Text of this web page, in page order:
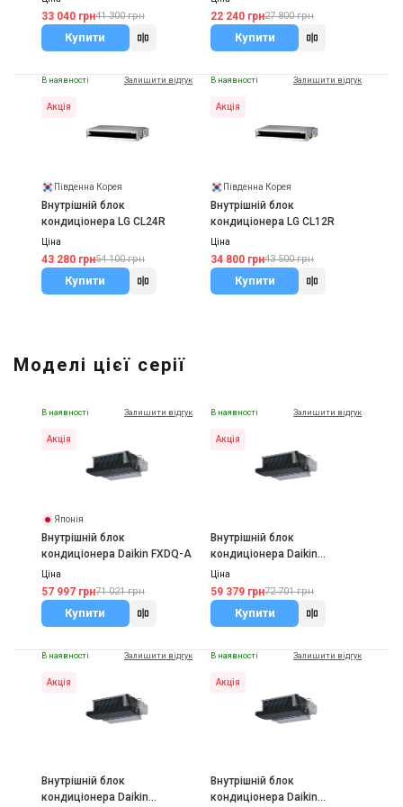
33 040 грн41 300 грн
Купити
22 240 грн27 800 грн
Купити
В наявності Залишити відгук
Акція
Південна Корея
Внутрішній блок
кондиціонера LG CL24R
Ціна
43 280 грн54 100 грн
Купити
В наявності Залишити відгук
Акція
Південна Корея
Внутрішній блок
кондиціонера LG CL12R
Ціна
34 800 грн43 500 грн
Купити
Моделі цієї серії
В наявності Залишити відгук
Акція
Японія
Внутрішній блок
кондиціонера Daikin FXDQ-A
Ціна
57 997 грн71 021 грн
Купити
В наявності Залишити відгук
Акція
Внутрішній блок
кондиціонера Daikin
FXDQ20A
Ціна
59 379 грн72 701 грн
Купити
В наявності Залишити відгук
Акція
Внутрішній блок
кондиціонера Daikin
В наявності Залишити відгук
Акція
Внутрішній блок
кондиціонера Daikin